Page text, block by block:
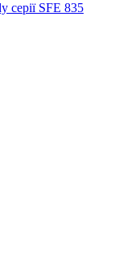
серії SFE 835